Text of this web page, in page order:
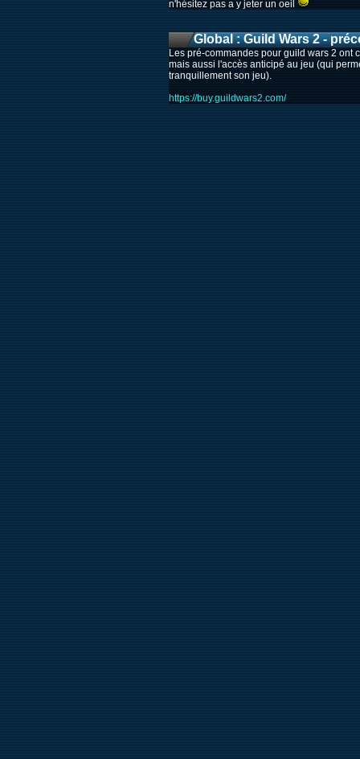
n'hésitez pas a y jeter un oeil
Global : Guild Wars 2 -
Les pré-commandes pour guild wars 2 ont
mais aussi l'accès anticipé au jeu (qui
tranquillement son jeu).
https://buy.guildwars2.com/